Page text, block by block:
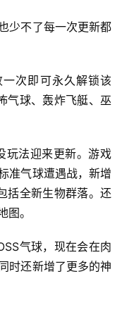
少不了每一次更新都
次即可永久解锁该
气球、轰炸飞艇、巫
玩法迎来更新。游戏
准气球遭遇战，新增
括全新生物群落。还
。
气球，现在会在肉
时还新增了更多的神